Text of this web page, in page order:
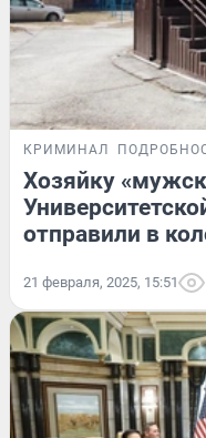
КРИМИНАЛ
Хозяйку
отправили в
21 февраля, 2025, 15:51